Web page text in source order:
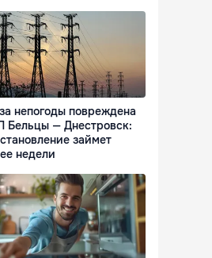
непогоды повреждена
Бельцы — Днестровск:
займет
недели